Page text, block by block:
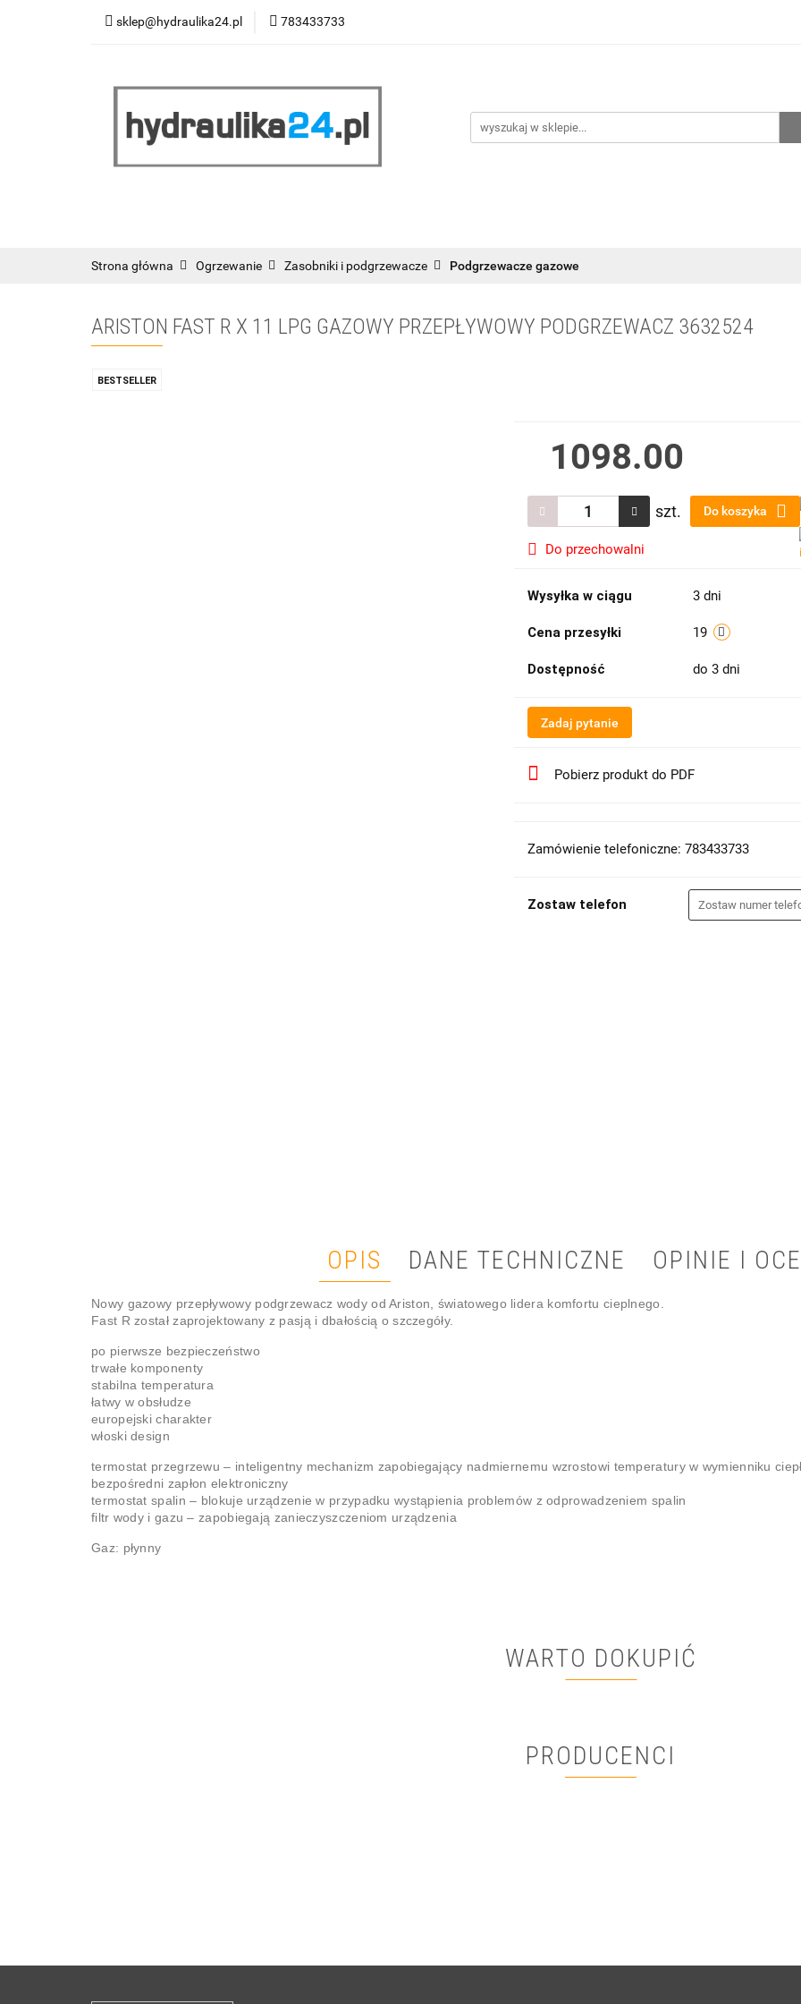
sklep@hydraulika24.pl 783433733
RATY/LEASING
Łazienka
Wyprzedaż WYCENA ZESTAWÓW
Strona główna Ogrzewanie Zasobniki i podgrzewacze Podgrzewacze gazowe
ARISTON FAST R X 11 LPG GAZOWY PRZEPŁYWOWY PODGRZEWACZ 3632524
BESTSELLER
1098.00
szt. Do koszyka
Do przechowalni
Wysyłka w ciągu 3 dni
Cena przesyłki 19
Dostępność do 3 dni
Zadaj pytanie
Pobierz produkt do PDF
Zamówienie telefoniczne: 783433733
Zostaw telefon
OPIS DANE TECHNICZNE OPINIE I
Nowy gazowy przepływowy podgrzewacz wody od Ariston, światowego lidera komfortu cieplnego.
Fast R został zaprojektowany z pasją i dbałością o szczegóły.
po pierwsze bezpieczeństwo
trwałe komponenty
stabilna temperatura
łatwy w obsłudze
europejski charakter
włoski design
termostat przegrzewu – inteligentny mechanizm zapobiegający nadmiernemu wzrostowi temperatury w wymienniku
bezpośredni zapłon elektroniczny
termostat spalin – blokuje urządzenie w przypadku wystąpienia problemów z odprowadzeniem spalin
filtr wody i gazu – zapobiegają zanieczyszczeniom urządzenia
Gaz: płynny
WARTO DOKUPIĆ
PRODUCENCI